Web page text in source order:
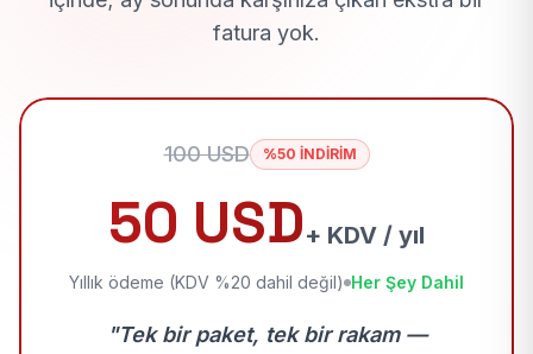
fatura yok.
100 USD %50 İNDİRİM
50 USD+ KDV / yıl
Yıllık ödeme (KDV %20 dahil değil) Her Şey Dahil
"Tek bir paket, tek bir rakam —